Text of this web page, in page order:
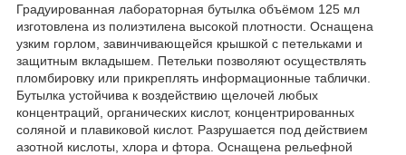
Градуированная лабораторная бутылка объёмом 125 мл
изготовлена из полиэтилена высокой плотности. Оснащена
узким горлом, завинчивающейся крышкой с петельками и
защитным вкладышем. Петельки позволяют осуществлять
пломбировку или прикреплять информационные таблички.
Бутылка устойчива к воздействию щелочей любых
концентраций, органических кислот, концентрированных
соляной и плавиковой кислот. Разрушается под действием
азотной кислоты, хлора и фтора. Оснащена рельефной